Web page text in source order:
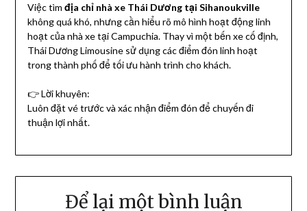
Việc tìm địa chỉ nhà xe Thái Dương tại Sihanoukville
không quá khó, nhưng cần hiểu rõ mô hình hoạt động linh
hoạt của nhà xe tại Campuchia. Thay vì một bến xe cố định,
Thái Dương Limousine sử dụng các điểm đón linh hoạt
trong thành phố để tối ưu hành trình cho khách.
👉 Lời khuyên:
Luôn đặt vé trước và xác nhận điểm đón để chuyến đi
thuận lợi nhất.
Để lại một bình luận